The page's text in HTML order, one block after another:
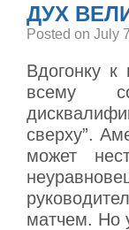
ДУХ
Posted on July
Вдогонку
всему
сверху”.
может
матчем. Но